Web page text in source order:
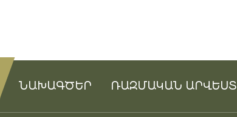
ՆԱԽԱԳԾԵՐ ՌԱԶՄԱԿԱՆ ԱՐՎԵՍՏ